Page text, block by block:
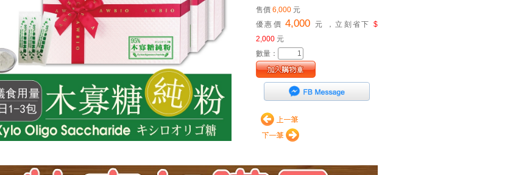
售價 6,000 元
優惠價4,000 元 ，立刻省下$
2,000 元
數量：